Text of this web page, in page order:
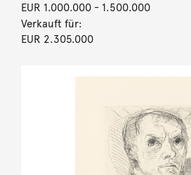
EUR 1.000.000- 1.500.000
Verkauft für:
EUR 2.305.000